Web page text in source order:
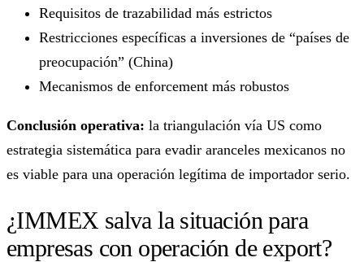
Requisitos de trazabilidad más estrictos
Restricciones específicas a inversiones de “países de
preocupación” (China)
Mecanismos de enforcement más robustos
Conclusión operativa: la triangulación vía US como
estrategia sistemática para evadir aranceles mexicanos no
es viable para una operación legítima de importador serio.
¿IMMEX salva la situación para
empresas con operación de export?